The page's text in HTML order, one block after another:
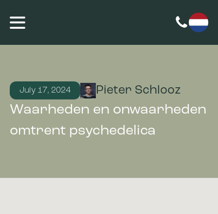
July 17, 2024 Pieter Schlooz
Waarheden en onwaarheden
omtrent psychedelica